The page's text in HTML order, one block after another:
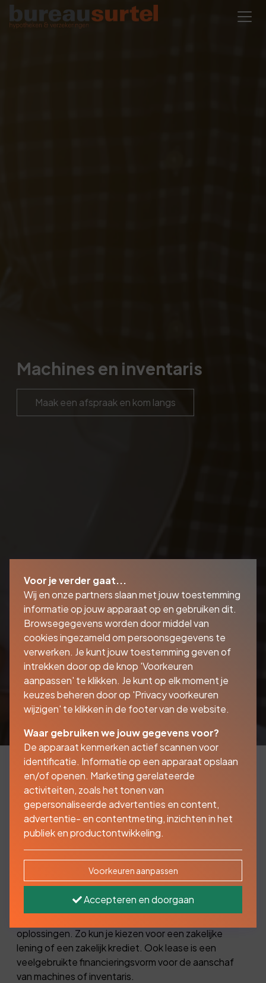
Machines en inventaris
Maak een afspraak en kom langs
Als ondernemer wilt u vooruit en investeren in
nieuwe machines en inventaris. Vaak kunt of
wilt u dat niet allemaal zelf bekostigen.
Daarvoor kunt u een zakelijke lening
aanvragen.
Hoe financieren?
oplossingen. Zo kun je kiezen voor een zakelijke
lening of een zakelijk krediet. Ook lease is een
veelgebruikte financieringsvorm voor de aanschaf
van machines of inventaris.
Voor je verder gaat...
Wij en onze partners slaan met jouw toestemming
informatie op jouw apparaat op en gebruiken dit.
Browsegegevens worden door middel van
cookies ingezameld om persoonsgegevens te
verwerken. Je kunt jouw toestemming geven of
intrekken door op de knop 'Voorkeuren
aanpassen' te klikken. Je kunt op elk moment je
keuzes beheren door op 'Privacy voorkeuren
wijzigen' te klikken in de footer van de website.
Waar gebruiken we jouw gegevens voor?
De apparaat kenmerken actief scannen voor
identificatie. Informatie op een apparaat opslaan
en/of openen. Marketing gerelateerde
activiteiten, zoals het tonen van
gepersonaliseerde advertenties en content,
advertentie- en contentmeting, inzichten in het
publiek en productontwikkeling.
Voorkeuren aanpassen
Accepteren en doorgaan